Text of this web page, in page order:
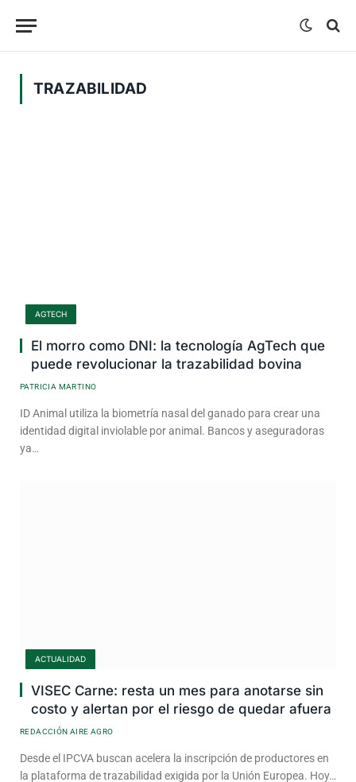
TRAZABILIDAD
AGTECH
El morro como DNI: la tecnología AgTech que
puede revolucionar la trazabilidad bovina
PATRICIA MARTINO
ID Animal utiliza la biometría nasal del ganado para crear una
identidad digital inviolable por animal. Bancos y aseguradoras
ya…
ACTUALIDAD
VISEC Carne: resta un mes para anotarse sin
costo y alertan por el riesgo de quedar afuera
REDACCIÓN AIRE AGRO
Desde el IPCVA buscan acelera la inscripción de productores en
la plataforma de trazabilidad exigida por la Unión Europea. Hoy…